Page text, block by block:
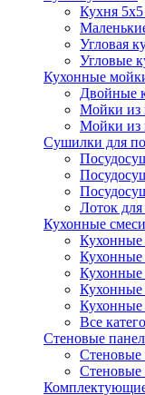
Кухня 5х5
Угловая
Угловые
Кухонные
Двойные
Мойки из
Мойки из
Сушилки для
Лоток
Кухонные
Кухонные
Кухонные
Кухонные
Кухонные
Кухонные
Все
Стеновые
Стеновые